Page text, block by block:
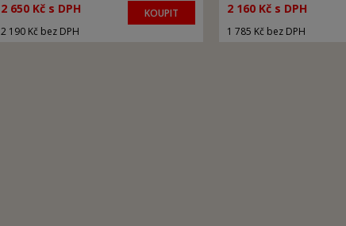
2 650 Kč s DPH
2 190 Kč bez DPH
KOUPIT 2 160 Kč s DPH
1 785 Kč bez DPH